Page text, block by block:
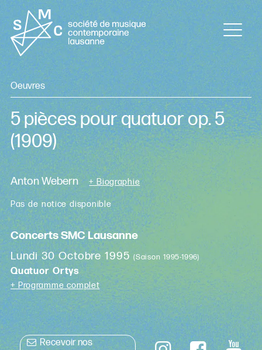
Oeuvres
5 pièces pour quatuor op. 5
(1909)
Anton Webern + Biographie
Pas de notice disponible
Concerts SMC Lausanne
Lundi 30 Octobre 1995 (Saison 1995-1996)
Quatuor Ortys
+ Programme complet
Recevoir nos